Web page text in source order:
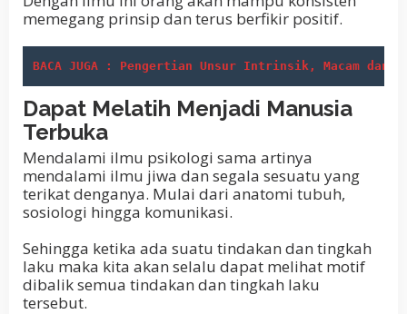
memegang prinsip dan terus berfikir positif.
BACA JUGA : Pengertian Unsur Intrinsik, Macam dan
Dapat Melatih Menjadi Manusia
Terbuka
Mendalami ilmu psikologi sama artinya
mendalami ilmu jiwa dan segala sesuatu yang
terikat denganya. Mulai dari anatomi tubuh,
sosiologi hingga komunikasi.
Sehingga ketika ada suatu tindakan dan tingkah
laku maka kita akan selalu dapat melihat motif
dibalik semua tindakan dan tingkah laku
tersebut.